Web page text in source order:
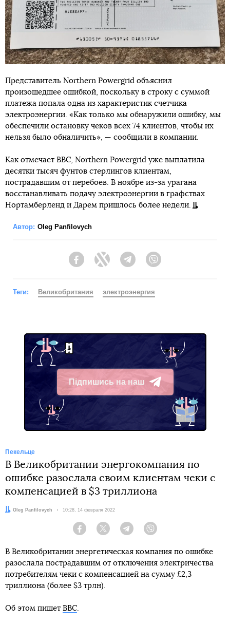
Представитель Northern Powergrid объяснил
произошедшее ошибкой, поскольку в строку с суммой
платежа попала одна из характеристик счетчика
электроэнергии. «Как только мы обнаружили ошибку, мы
обеспечили остановку чеков всех 74 клиентов, чтобы их
нельзя было обналичить», — сообщили в компании.
Как отмечает BBC, Northern Powergrid уже выплатила
десятки тысяч фунтов стерлингов клиентам,
пострадавшим от перебоев. В ноябре из-за урагана
восстанавливать подачу электроэнергии в графствах
Нортамберленд и Дарем пришлось более недели.
Автор: Oleg Panfilovych
FacebookTwitter Telegram
Теги: Великобритания электроэнергия
Підпишись на наш
Telegram
Пекельце
В Великобритании энергокомпания по
ошибке разослала своим клиентам чеки с
компенсацией в $3 триллиона
Автор:
Oleg Panfilovych Дата:
10:28, 14 февраля 2022
Facebook Twitter Telegram
В Великобритании энергетическая компания по ошибке
разослала пострадавшим от отключения электричества
потребителям чеки с компенсацией на сумму £2,3
триллиона (более $3 трлн).
Об этом пишет BBC.